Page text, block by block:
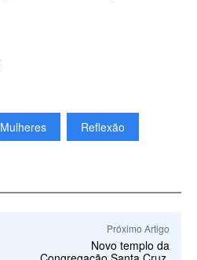
Mulheres
Reflexão
Próximo Artigo
Novo templo da